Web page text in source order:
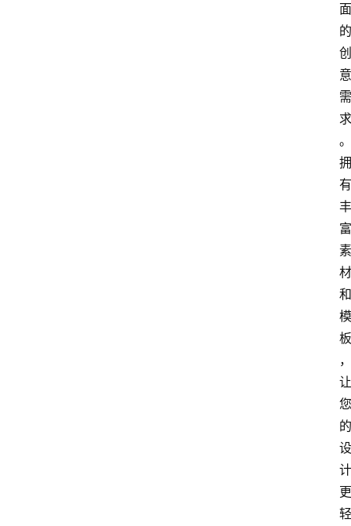
面
的
创
意
需
求
。
拥
有
丰
富
素
材
和
模
板
，
让
您
的
设
计
更
轻